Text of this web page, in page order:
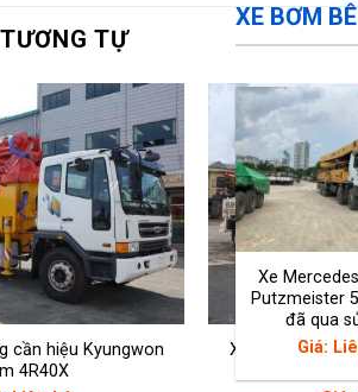
XE BƠM
Xe
Putzmeister
đã qua
Giá:
TỰ
cần hiệu Kyungwon
4R40X
Xe bơm bê tông